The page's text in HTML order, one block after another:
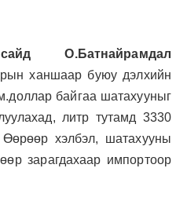
О.Батнайрамдал
ханшаар буюу дэлхийн
байгаа шатахууныг
литр тутамд 3330
хэлбэл, шатахууны
зарагдахаар импортоор